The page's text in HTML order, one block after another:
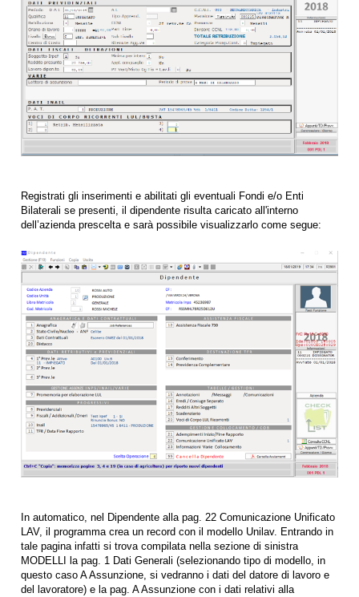
Registrati gli inserimenti e abilitati gli eventuali Fondi e/o Enti
Bilaterali se presenti, il dipendente risulta caricato all'interno
dell’azienda prescelta e sarà possibile visualizzarlo come segue:
In automatico, nel Dipendente alla pag. 22 Comunicazione Unificato
LAV, il programma crea un record con il modello Unilav. Entrando in
tale pagina infatti si trova compilata nella sezione di sinistra
MODELLI la pag. 1 Dati Generali (selezionando tipo di modello, in
questo caso A Assunzione, si vedranno i dati del datore di lavoro e
del lavoratore) e la pag. A Assunzione con i dati relativi alla